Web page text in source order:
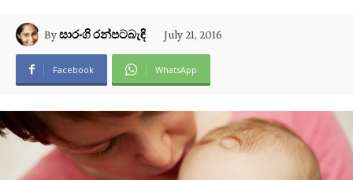
Byසාරංගි රන්පටබැඳි July 21, 2016
Facebook WhatsApp